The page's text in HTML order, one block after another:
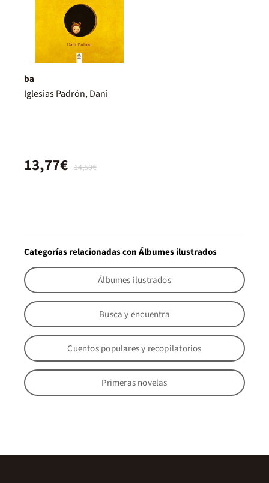
ba
Iglesias Padrón, Dani
14,50€
13,77€
Categorías relacionadas con Álbumes ilustrados
Álbumes ilustrados
Busca y encuentra
Cuentos populares y recopilatorios
Primeras novelas